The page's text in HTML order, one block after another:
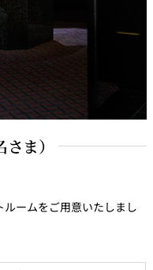
ま）
ームをご用意いたしまし